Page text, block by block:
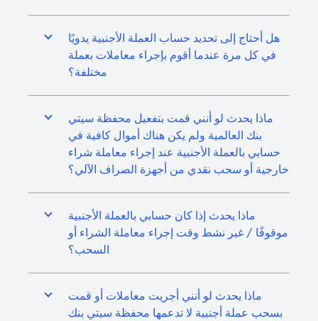
هل أحتاج إلى تحديد حساب العملة الأجنبية يدويًا
في كل مرة عندما أقوم بإجراء معاملات بعملة
مختلفة؟
ماذا يحدث لو أنني قمت بتفعيل محفظة سيتي
بنك العالمية ولم يكن هناك أموال كافية في
حسابي بالعملة الأجنبية عند إجراء معاملة شراء
خارجية أو سحب نقدي من أجهزة الصراف الآلي؟
ماذا يحدث إذا كان حسابي بالعملة الأجنبية
موقوفًا / غير نشط وقت إجراء معاملة الشراء أو
السحب؟
ماذا يحدث لو أنني أجريت معاملات أو قمت
بسحب عملة أجنبية لا تدعمها محفظة سيتي بنك